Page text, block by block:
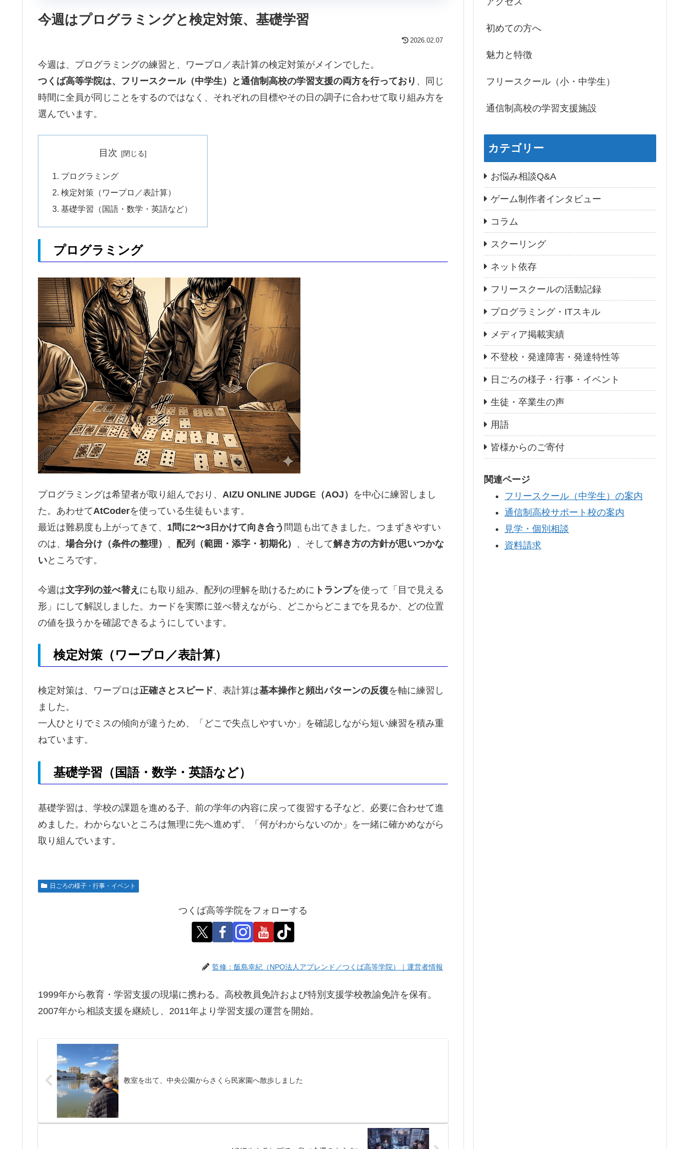
今週はプログラミングと検定対策、基礎学習
2026.02.07
今週は、プログラミングの練習と、ワープロ／表計算の検定対策がメインでした。
つくば高等学院は、フリースクール（中学生）と通信制高校の学習支援の両方を行っており 、同じ
時間に全員が同じことをするのではなく、それぞれの目標やその日の調子に合わせて取り組み方を
選んでいます。
目次
プログラミング
検定対策（ワープロ／表計算）
基礎学習（国語・数学・英語など）
プログラミング
プログラミングは希望者が取り組んでおり、 AIZU ONLINE JUDGE（AOJ） を中心に練習しまし
た。あわせてAtCoderを使っている生徒もいます。
最近は難易度も上がってきて、 1問に2〜3日かけて向き合う 問題も出てきました。つまずきやすい
のは、場合分け（条件の整理） 、 配列（範囲・添字・初期化） 、そして解き方の方針が思いつかな
いところです。
今週は文字列の並べ替え にも取り組み、配列の理解を助けるために トランプを使って「目で見える
形」にして解説しました。カードを実際に並べ替えながら、どこからどこまでを見るか、どの位置
の値を扱うかを確認できるようにしています。
検定対策（ワープロ／表計算）
検定対策は、ワープロは正確さとスピード、表計算は基本操作と頻出パターンの反復を軸に練習し
ました。
一人ひとりでミスの傾向が違うため、「どこで失点しやすいか」を確認しながら短い練習を積み重
ねています。
基礎学習（国語・数学・英語など）
基礎学習は、学校の課題を進める子、前の学年の内容に戻って復習する子など、必要に合わせて進
めました。わからないところは無理に先へ進めず、「何がわからないのか」を一緒に確かめながら
取り組んでいます。
日ごろの様子・行事・イベント
つくば高等学院をフォローする
監修：飯島幸紀（NPO法人アプレンド／つくば高等学院）｜運営者情報
1999年から教育・学習支援の現場に携わる。高校教員免許および特別支援学校教諭免許を保有。
2007年から相談支援を継続し、2011年より学習支援の運営を開始。
教室を出て、中央公園からさくら民家園へ散歩しました
初めての方へ
魅力と特徴
フリースクール（小・中学生）
通信制高校の学習支援施設
カテゴリー
お悩み相談Q&A
ゲーム制作者インタビュー
コラム
スクーリング
ネット依存
フリースクールの活動記録
プログラミング・ITスキル
メディア掲載実績
不登校・発達障害・発達特性等
日ごろの様子・行事・イベント
生徒・卒業生の声
用語
皆様からのご寄付
関連ページ
フリースクール（中学生）の案内
通信制高校サポート校の案内
見学・個別相談
資料請求